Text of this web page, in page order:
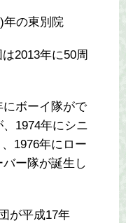
年の東別院
2013年に50周
ボーイ隊がで
1974年にシニ
1976年にロー
ー隊が誕生し
が平成17年